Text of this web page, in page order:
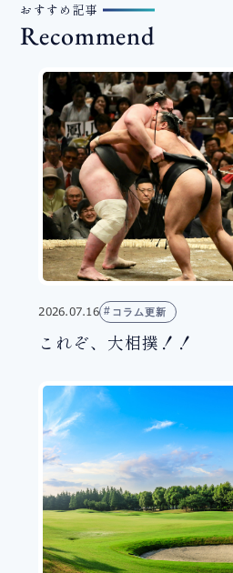
おすすめ記事
Recommend
2026.07.16 コラム更新
これぞ、大相撲！！